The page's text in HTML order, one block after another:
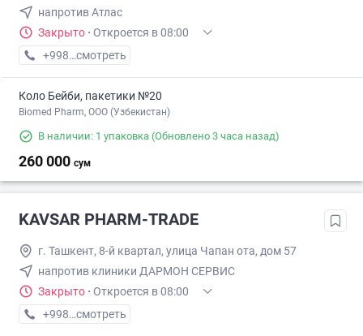
напротив Атлас
Закрыто · Откроется в 08:00
+998 (88) XXX-XX-XX
смотреть
Коло Бейби, пакетики №20
Biomed Pharm, OOO (Узбекистан)
В наличии: 1 упаковка (Обновлено 3 часа назад)
260 000 сум
KAVSAR PHARM-TRADE
г. Ташкент, 8-й квартал, улица Чапан ота, дом 57
напротив клиники ДАРМОН СЕРВИС
Закрыто · Откроется в 08:00
+998 (88) XXX-XX-XX
смотреть